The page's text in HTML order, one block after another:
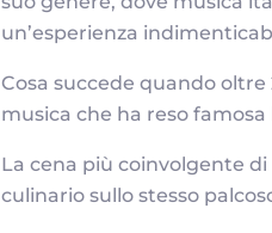
un’esperienza
Cosa succede quando
musica che ha reso
La cena più coinvolgente
culinario sullo stesso